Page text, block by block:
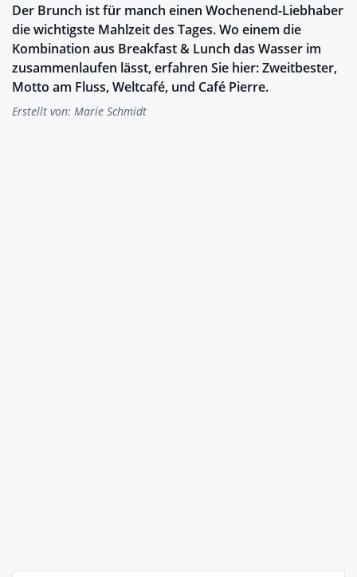
Der Brunch ist für manch einen Wochenend-Liebhaber
die wichtigste Mahlzeit des Tages. Wo einem die
Kombination aus Breakfast & Lunch das Wasser im
zusammenlaufen lässt, erfahren Sie hier: Zweitbester,
Motto am Fluss, Weltcafé, und Café Pierre.
Erstellt von: Marie Schmidt